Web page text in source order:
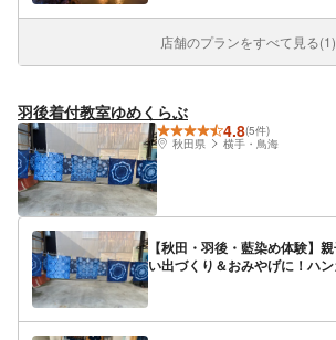
店舗のプランをすべて見る(1)
羽後着付教室ゆめくらぶ
4.8(5件)
秋田県
横手・鳥海
【秋田・羽後・藍染め体験】
い出づくり＆おみやげに！ハ